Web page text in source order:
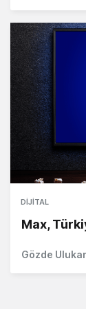
DIJITAL
Max,
Gözde